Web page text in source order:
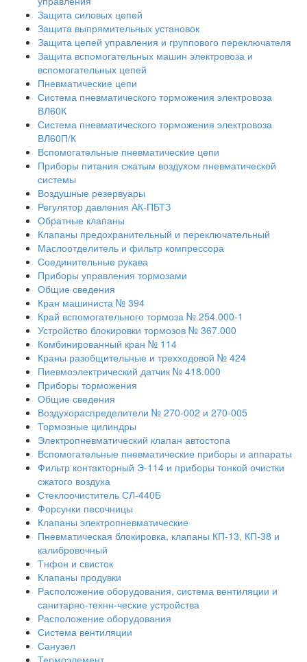
Защита силовых цепей
Защита выпрямительных установок
Защита цепей управления и группового переключателя
Защита вспомогательных машин электровоза и
вспомогательных цепей
Пневматические цепи
Система пневматического торможения электровоза
ВЛ60К
Система пневматического торможения электровоза
ВЛ60П/К
Вспомогательные пневматические цепи
Приборы питания сжатым воздухом пневматической
системы
Воздушные резервуары
Регулятор давления АК-ПБТЗ
Обратные клапаны
Клапаны предохранительный и переключательный
Маслоотделитель и фильтр компрессора
Соединительные рукава
Приборы управления тормозами
Общие сведения
Кран машиниста № 394
Край вспомогательного тормоза № 254.000-1
Устройство блокировки тормозов № 367.000
Комбинированный кран № 114
Краны разобщительные и трехходовой № 424
Пиевмоэлектрический датчик № 418.000
Приборы торможения
Общие сведения
Воздухораспределители № 270-002 и 270-005
Тормозные цилиндры
Электропневматический клапан автостопа
Вспомогательные пневматические приборы и аппараты
Фильтр контакторный Э-114 и приборы тонкой очистки
сжатого воздуха
Стеклоочиститель СЛ-440Б
Форсунки песочницы
Клапаны электропневматические
Пневматическая блокировка, клапаны КП-13, КП-38 и
калибровочный
Тнфон и свисток
Клапаны продувки
Расположение оборудования, система вентиляции и
санитарно-технн-ческие устройства
Расположение оборудования
Система вентиляции
Санузел
Термоэлемент